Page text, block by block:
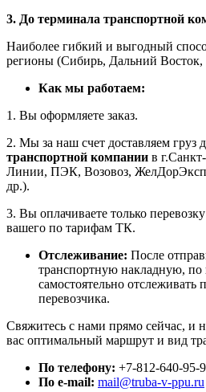
3. До терминала транспортной
Наиболее гибкий и выгодный
регионы (Сибирь, Дальний
Как мы работаем:
1. Вы оформляете заказ.
2. Мы за наш счет доставляем груз
транспортной компании в
Линии, ПЭК, Возовоз,
др.).
3. Вы оплачиваете только
вашего по тарифам ТК.
Отслеживание: После
транспортную накладную, по
самостоятельно отслеживать
перевозчика.
Свяжитесь с нами прямо сейчас, и
вас оптимальный маршрут и вид
По телефону: +7-812-640-95-
По e-mail: mail@truba-v-ppu.ru